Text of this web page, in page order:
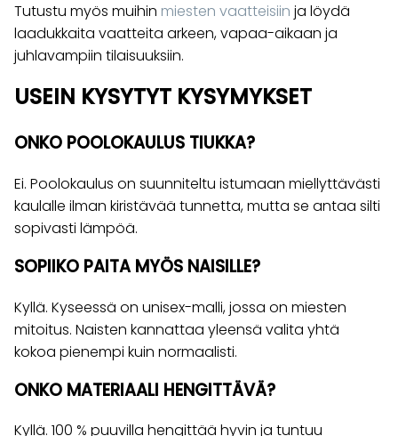
Tutustu myös muihin miesten vaatteisiin ja löydä
laadukkaita vaatteita arkeen, vapaa-aikaan ja
juhlavampiin tilaisuuksiin.
USEIN KYSYTYT KYSYMYKSET
ONKO POOLOKAULUS TIUKKA?
Ei. Poolokaulus on suunniteltu istumaan miellyttävästi
kaulalle ilman kiristävää tunnetta, mutta se antaa silti
sopivasti lämpöä.
SOPIIKO PAITA MYÖS NAISILLE?
Kyllä. Kyseessä on unisex-malli, jossa on miesten
mitoitus. Naisten kannattaa yleensä valita yhtä
kokoa pienempi kuin normaalisti.
ONKO MATERIAALI HENGITTÄVÄ?
Kyllä. 100 % puuvilla hengittää hyvin ja tuntuu